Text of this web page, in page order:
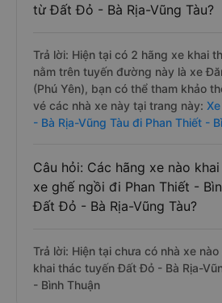
từ Đất Đỏ - Bà Rịa-Vũng Tàu?
Trả lời: Hiện tại có 2 hãng xe khai
nằm trên tuyến đường này là xe
(Phú Yên), bạn có thể tham khảo
vé các nhà xe này tại trang này:
- Bà Rịa-Vũng Tàu đi Phan Thiết -
Câu hỏi: Các hãng xe nào
xe ghế ngồi đi Phan Thiết -
Đất Đỏ - Bà Rịa-Vũng Tàu?
Trả lời: Hiện tại chưa có nhà xe
khai thác tuyến Đất Đỏ - Bà Rịa-
- Bình Thuận